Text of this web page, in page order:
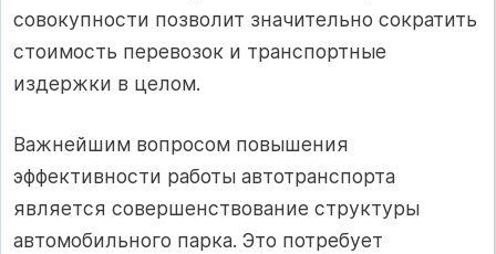
совокупности позволит значительно сократить
стоимость перевозок и транспортные
издержки в целом.
Важнейшим вопросом повышения
эффективности работы автотранспорта
является совершенствование структуры
автомобильного парка. Это потребует